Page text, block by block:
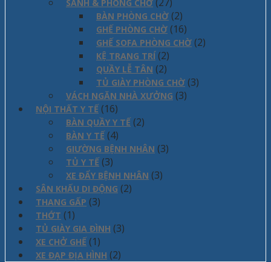
SẢNH & PHÒNG CHỜ
BÀN PHÒNG CHỜ (2)
GHẾ PHÒNG CHỜ (16)
GHẾ SOFA PHÒNG CHỜ (2)
KỆ TRANG TRÍ (2)
QUẦY LỄ TÂN (2)
TỦ GIÀY PHÒNG CHỜ (3)
VÁCH NGĂN NHÀ XƯỞNG (3)
NỘI THẤT Y TẾ (16)
BÀN QUẦY Y TẾ (2)
BÀN Y TẾ (4)
GIƯỜNG BỆNH NHÂN (3)
TỦ Y TẾ (3)
XE ĐẨY BỆNH NHÂN (3)
SÂN KHẤU DI ĐỘNG (2)
THANG GẤP (3)
THỚT (1)
TỦ GIÀY GIA ĐÌNH (3)
XE CHỞ GHẾ (1)
XE ĐẠP ĐỊA HÌNH (2)